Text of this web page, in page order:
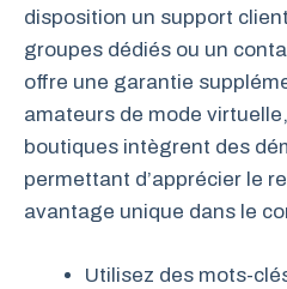
disposition un support
groupes dédiés ou un
offre une garantie
amateurs de mode
boutiques intègrent des
permettant d’apprécier le
avantage unique dans le
Utilisez des mots-